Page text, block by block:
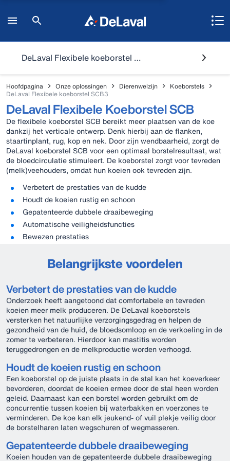
DeLaval Flexibele koeborstel SCB3
Hoofdpagina Onze oplossingen Dierenwelzijn
Koeborstels
DeLaval Flexibele koeborstel SCB3
DeLaval Flexibele Koeborstel SCB
De flexibele koeborstel SCB bereikt meer plaatsen van de koe
dankzij het verticale ontwerp. Denk hierbij aan de flanken,
staartinplant, rug, kop en nek. Door zijn wendbaarheid, zorgt de
DeLaval koeborstel SCB voor een optimaal borstelresultaat, wat
de bloedcirculatie stimuleert. De koeborstel zorgt voor tevreden
(melk)veehouders, omdat hun koeien ook tevreden zijn.
Verbetert de prestaties van de kudde
Houdt de koeien rustig en schoon
Gepatenteerde dubbele draaibeweging
Automatische veiligheidsfuncties
Bewezen prestaties
Belangrijkste voordelen
Verbetert de prestaties van de kudde
Onderzoek heeft aangetoond dat comfortabele en tevreden
koeien meer melk produceren. De DeLaval koeborstels
versterken het natuurlijke verzorgingsgedrag en helpen de
gezondheid van de huid, de bloedsomloop en de verkoeling in de
zomer te verbeteren. Hierdoor kan mastitis worden
teruggedrongen en de melkproductie worden verhoogd.
Houdt de koeien rustig en schoon
Een koeborstel op de juiste plaats in de stal kan het koeverkeer
bevorderen, doordat de koeien ermee door de stal heen worden
geleid. Daarnaast kan een borstel worden gebruikt om de
concurrentie tussen koeien bij waterbakken en voerzones te
verminderen. De koe kan elk jeukend- of vuil plekje veilig door
de borstelharen laten wegschuren of wegmasseren.
Gepatenteerde dubbele draaibeweging
Koeien houden van de gepatenteerde dubbele draaibeweging